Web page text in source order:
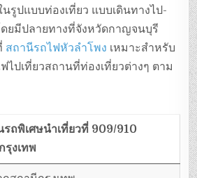
รูปแบบท่องเที่ยว แบบเดินทางไป-
ยมีปลายทางที่จังหวัดกาญจนบุรี
สถานีรถไฟหัวลำโพง เหมาะสำหรับ
ไปเที่ยวสถานที่ท่องเที่ยวต่างๆ ตาม
ถพิเศษนำเที่ยวที่ 909/910
รุงเทพ